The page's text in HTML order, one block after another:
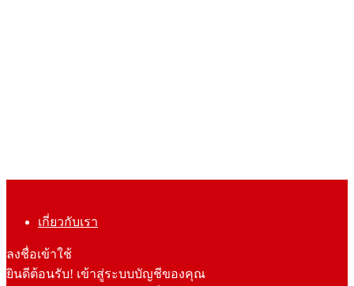
เกี่ยวกับเรา
ลงชื่อเข้าใช้
ยินดีต้อนรับ! เข้าสู่ระบบบัญชีของคุณ